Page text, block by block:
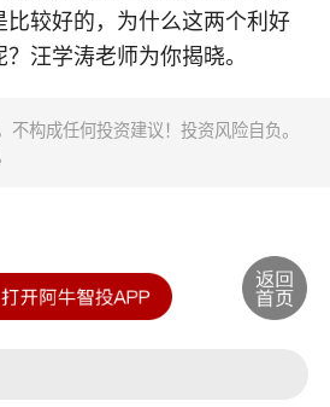
比较好的，为什么这两个利好
汪学涛老师为你揭晓。
构成任何投资建议！投资风险自负。